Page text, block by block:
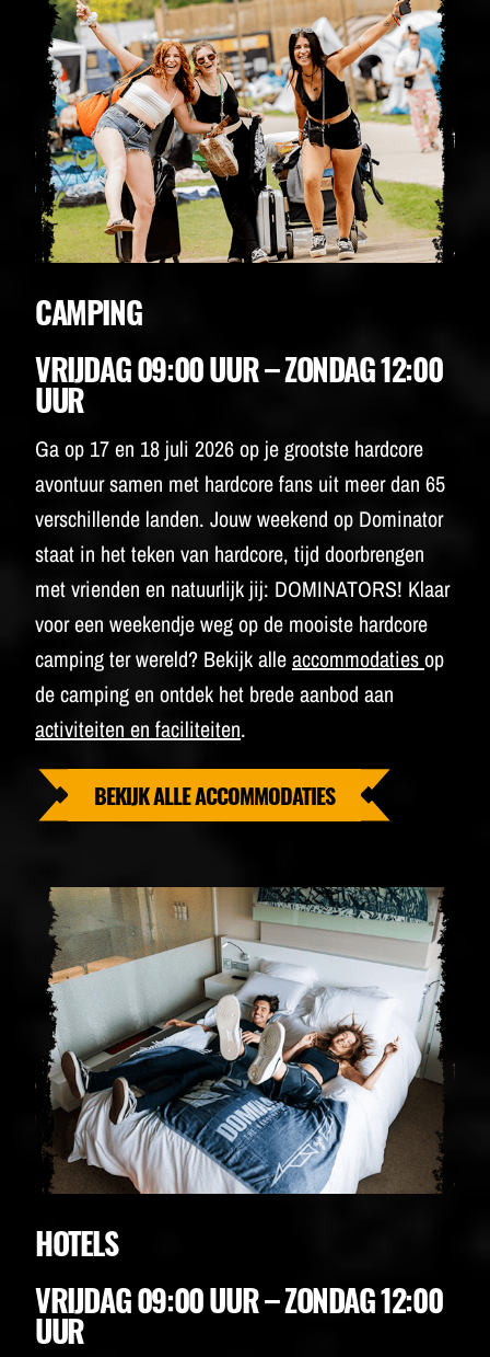
CAMPING
VRIJDAG 09:00 UUR – ZONDAG 12:00
UUR
Ga op 17 en 18 juli 2026 op je grootste hardcore
avontuur samen met hardcore fans uit meer dan 65
verschillende landen. Jouw weekend op Dominator
staat in het teken van hardcore, tijd doorbrengen
met vrienden en natuurlijk jij: DOMINATORS! Klaar
voor een weekendje weg op de mooiste hardcore
camping ter wereld? Bekijk alleaccommodatiesop
de camping en ontdek het brede aanbod aan
activiteiten en faciliteiten.
BEKIJK ALLE ACCOMMODATIES
HOTELS
VRIJDAG 09:00 UUR – ZONDAG 12:00
UUR